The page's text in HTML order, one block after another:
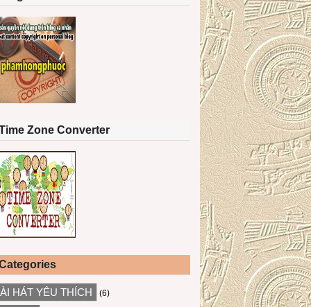
Zone Converter
HÁT YÊU THÍCH (6)